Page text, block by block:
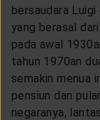
bersaudara Luigi
yang berasal
pada awal
tahun 1970an
semakin menua
pensiun dan
negaranya,